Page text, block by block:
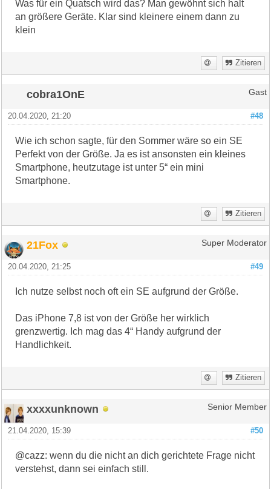
Was für ein Quatsch wird das? Man gewöhnt sich halt
an größere Geräte. Klar sind kleinere einem dann zu
klein
Zitieren
cobra1OnE Gast
#48
20.04.2020, 21:20
Wie ich schon sagte, für den Sommer wäre so ein SE
Perfekt von der Größe. Ja es ist ansonsten ein kleines
Smartphone, heutzutage ist unter 5“ ein mini
Smartphone.
Zitieren
21Fox Super Moderator
#49
20.04.2020, 21:25
Ich nutze selbst noch oft ein SE aufgrund der Größe.
Das iPhone 7,8 ist von der Größe her wirklich
grenzwertig. Ich mag das 4“ Handy aufgrund der
Handlichkeit.
Zitieren
xxxxunknown Senior Member
#50
21.04.2020, 15:39
@cazz: wenn du die nicht an dich gerichtete Frage nicht
verstehst, dann sei einfach still.